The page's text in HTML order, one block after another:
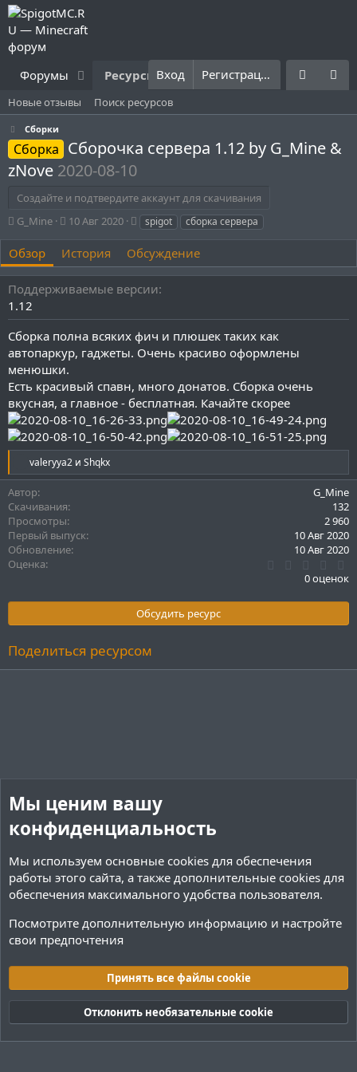
Форумы Ресурсы Что нового? Правила
Вход Регистрация
Новые отзывы Поиск ресурсов
Сборки
Сборка Сборочка сервера 1.12 by G_Mine &
zNove 2020-08-10
Создайте и подтвердите аккаунт для скачивания
А
т
о
р
G_Mine
Д
т
а
с
о
д
а
н
и
я
10 Авг 2020
Т
г
и
spigot сборка сервера
Обзор История Обсуждение
Поддерживаемые версии
1.12
Сборка полна всяких фич и плюшек таких как
автопаркур, гаджеты. Очень красиво оформлены
менюшки.
Есть красивый спавн, много донатов. Сборка очень
вкусная, а главное - бесплатная. Качайте скорее
Р
е
к
ц
и
и
:
valeryya2 и Shqkx
Автор
G_Mine
Скачивания
132
Просмотры
2 960
Первый выпуск
10 Авг 2020
Обновление
10 Авг 2020
Оценка
0
0
в
0 оценок
Обсудить ресурс
Поделиться ресурсом
Cookies Тёмная (2020)
Русский (RU)
Обратная связь
Условия и правила
Политика конфиденциальности
Помощь
R
Мы ценим вашу
конфиденциальность
Мы используем основные cookies для обеспечения
работы этого сайта, а также дополнительные cookies для
обеспечения максимального удобства пользователя.
Посмотрите дополнительную информацию и настройте
свои предпочтения
Принять все файлы cookie
Отклонить необязательные cookie